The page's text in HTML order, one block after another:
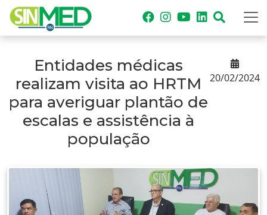
Entidades médicas
realizam visita ao HRTM
para averiguar plantão de
escalas e assistência à
população
20/02/2024